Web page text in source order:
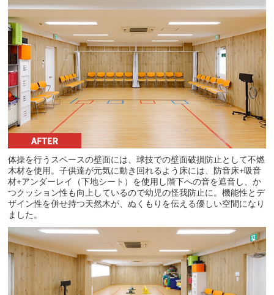
体操を行うスペースの壁面には、球技での壁面破損防止として不燃
木材を使用。子供達が元気に動き回れるよう床には、防音床+吸音
材+アンダーレイ（下地シート）を使用し階下への音を遮音し、か
つクッション性も向上しているので幼児の怪我防止に。機能性とデ
ザイン性を併せ持つ天然木が、ぬくもりを伝える優しい空間になり
ました。